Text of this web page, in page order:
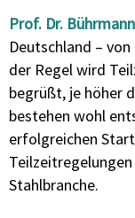
Prof. Dr.
Deutschland –
der Regel wird
begrüßt, je höher
bestehen wohl
erfolgreichen
Stahlbranche.